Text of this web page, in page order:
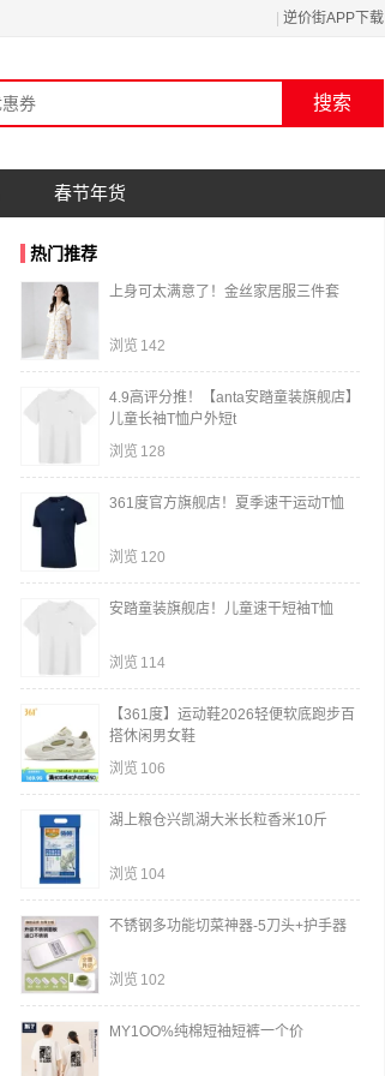
逆价街APP下载
春节年货
热门推荐
上身可太满意了！金丝家居服三件套
浏览 142
4.9高评分推！【anta安踏童装旗舰店】
儿童长袖T恤户外短t
浏览 128
361度官方旗舰店！夏季速干运动T恤
浏览 120
安踏童装旗舰店！儿童速干短袖T恤
浏览 114
【361度】运动鞋2026轻便软底跑步百
搭休闲男女鞋
浏览 106
湖上粮仓兴凯湖大米长粒香米10斤
浏览 104
不锈钢多功能切菜神器-5刀头+护手器
浏览 102
MY1OO%纯棉短袖短裤一个价